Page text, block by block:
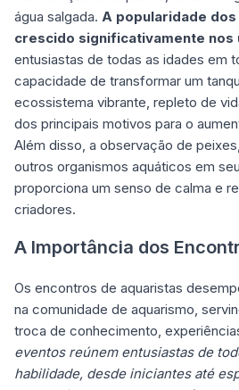
água salgada. A popularidade
crescido significativamente nos
entusiastas de todas as idades em
capacidade de transformar um
ecossistema vibrante, repleto de
dos principais motivos para o
Além disso, a observação de
outros organismos aquáticos em
proporciona um senso de calma e
criadores.
A Importância dos
Os encontros de aquaristas
na comunidade de aquarismo,
troca de conhecimento,
eventos reúnem entusiastas de
habilidade, desde iniciantes até